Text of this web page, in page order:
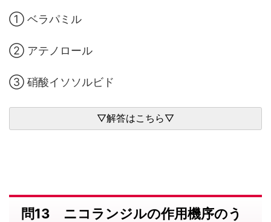
① ベラパミル
② アテノロール
③ 硝酸イソソルビド
問13 ニコランジルの作用機序のう